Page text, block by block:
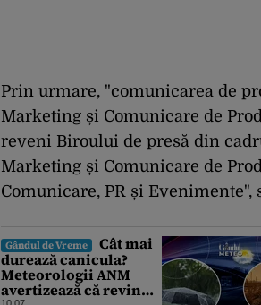
Prin urmare, "comunicarea de
Marketing și Comunicare de
reveni Biroului de presă din
Marketing și Comunicare de
Comunicare, PR și
Gândul de Vreme
Cât mai
durează canicula?
Meteorologii ANM
avertizează că revin